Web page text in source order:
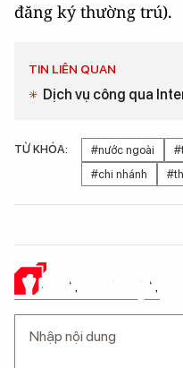
đăng ký thường trú).
TIN LIÊN QUAN
Dịch vụ công qua
TỪ KHÓA: #nước ngoài
#chi nhánh
Ý KIẾN CỦA BẠN